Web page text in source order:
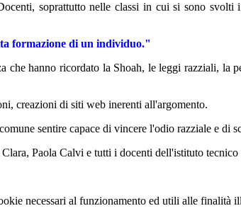
soprattutto nelle classi in cui si sono
formazione di un individuo."
hanno ricordato la Shoah, le leggi razziali,
creazioni di siti web inerenti all'argomento.
sentire capace di vincere l'odio razziale e di
Paola Calvi e tutti i docenti dell'istituto tecnico
necessari al funzionamento ed utili alle finalità